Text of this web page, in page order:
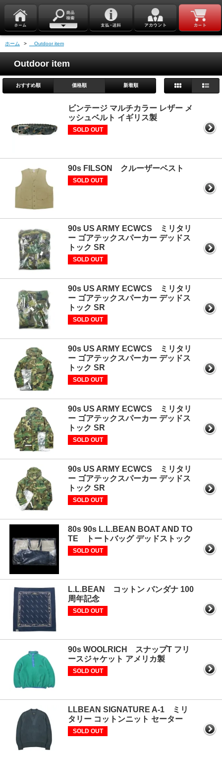
ホーム > Outdoor item
Outdoor item
おすすめ順 価格順 新着順
ビンテージ マルチカラー レザー メ
ッシュベルト イギリス製
SOLD OUT
90s FILSON クルーザーベスト
SOLD OUT
90s US ARMY ECWCS ミリタリ
ー ゴアテックスパーカー デッドス
トック SR
SOLD OUT
90s US ARMY ECWCS ミリタリ
ー ゴアテックスパーカー デッドス
トック SR
SOLD OUT
90s US ARMY ECWCS ミリタリ
ー ゴアテックスパーカー デッドス
トック SR
SOLD OUT
90s US ARMY ECWCS ミリタリ
ー ゴアテックスパーカー デッドス
トック SR
SOLD OUT
90s US ARMY ECWCS ミリタリ
ー ゴアテックスパーカー デッドス
トック SR
SOLD OUT
80s 90s L.L.BEAN BOAT AND TO
TE トートバッグ デッドストック
SOLD OUT
L.L.BEAN コットン バンダナ 100
周年記念
SOLD OUT
90s WOOLRICH スナップT フリ
ースジャケット アメリカ製
SOLD OUT
LLBEAN SIGNATURE A-1 ミリ
タリー コットンニット セーター
SOLD OUT